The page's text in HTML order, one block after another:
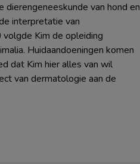
van hond en
interpretatie van
Kim de opleiding
Huidaandoeningen komen
dat Kim hier alles van wil
van dermatologie aan de